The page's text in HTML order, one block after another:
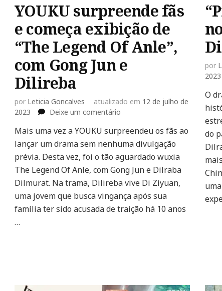
YOUKU surpreende fãs
e começa exibição de
“The Legend Of Anle”,
com Gong Jun e
Dilireba
por Leticia Goncalves atualizado em 12 de julho de
2023
Deixe um comentárioem
surpreende
fãs
e
começa
exibição
de
“The
Legend
Mais uma vez a YOUKU surpreendeu os fãs ao
lançar um drama sem nenhuma divulgação
prévia. Desta vez, foi o tão aguardado wuxia
The Legend Of Anle, com Gong Jun e Dilraba
Dilmurat. Na trama, Dilireba vive Di Ziyuan,
uma jovem que busca vingança após sua
família ter sido acusada de traição há 10 anos
…
por
2023
O
do